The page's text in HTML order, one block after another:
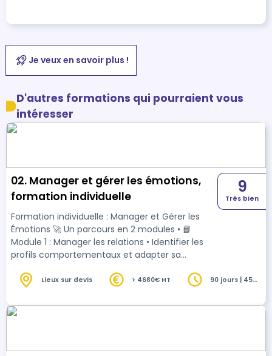
Je veux en savoir plus !
D'autres formations qui pourraient vous
intéresser
02. Manager et gérer les émotions,
formation individuelle
Formation individuelle : Manager et Gérer les
Émotions 🚀 Un parcours en 2 modules • 📘
Module 1 : Manager les relations • Identifier les
profils comportementaux et adapter sa
sa flexibilité relationnelle • Gérer efficacement
émotions avec le programme RALEENTIR© •
Respiration, Attention, Lâcher-prise, Émotions,
9
Très bien
Lieux sur devis > 4680€ HT
90 jours | 45